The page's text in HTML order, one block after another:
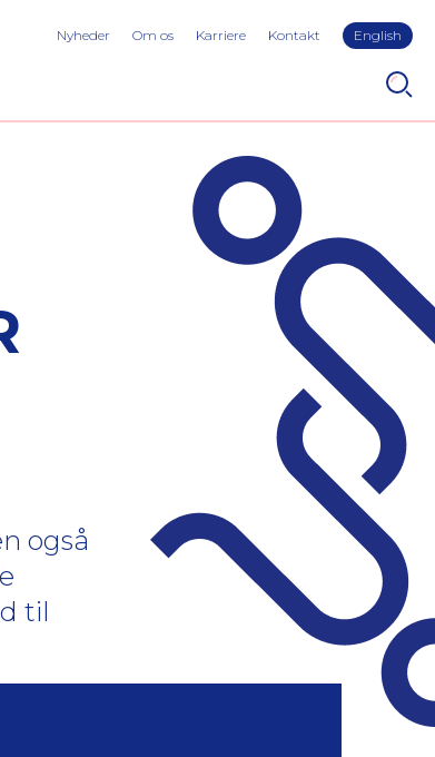
Nyheder Om os Karriere Kontakt English
også
til